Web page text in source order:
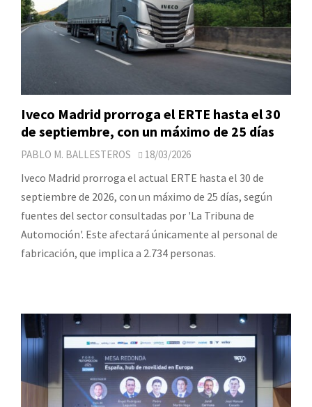
Iveco Madrid prorroga el ERTE hasta el 30
de septiembre, con un máximo de 25 días
PABLO M. BALLESTEROS 18/03/2026
Iveco Madrid prorroga el actual ERTE hasta el 30 de
septiembre de 2026, con un máximo de 25 días, según
fuentes del sector consultadas por 'La Tribuna de
Automoción'. Este afectará únicamente al personal de
fabricación, que implica a 2.734 personas.